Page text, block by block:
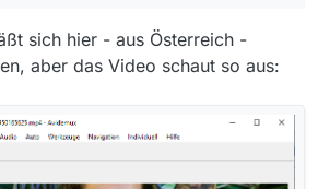
sich hier - aus Österreich -
aber das Video schaut so aus: